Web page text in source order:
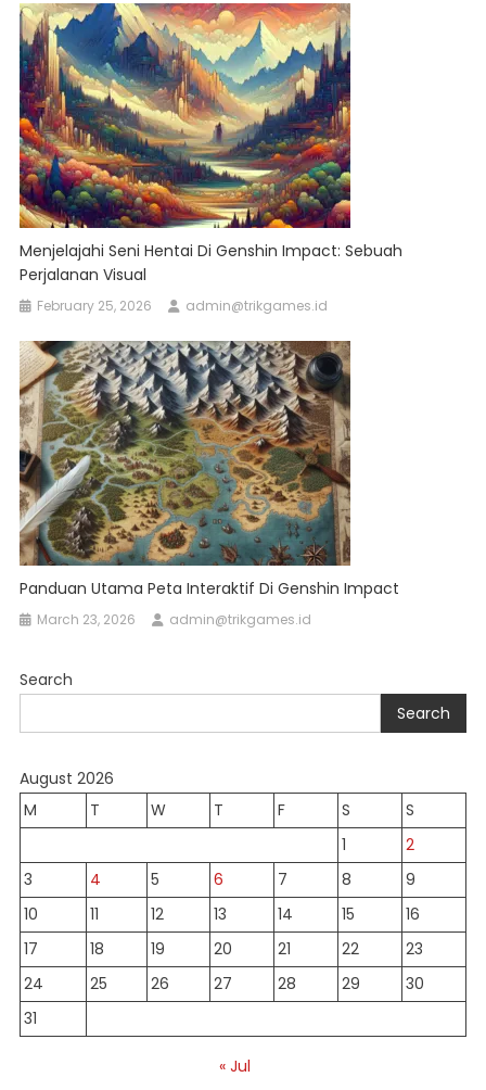
Menjelajahi Seni Hentai Di Genshin Impact: Sebuah
Perjalanan Visual
February 25, 2026 admin@trikgames.id
Panduan Utama Peta Interaktif Di Genshin Impact
March 23, 2026 admin@trikgames.id
Search
Search
August 2026
M
T W T F S
S
1
2
3
4 5 6 7 8
9
10
11 12 13 14 15
16
17
18 19 20 21 22
23
24
25 26 27 28 29
30
31
« Jul